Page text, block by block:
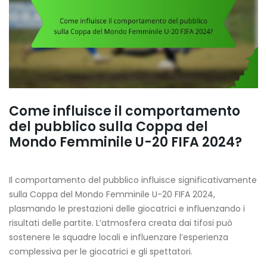
Come influisce il comportamento
del pubblico sulla Coppa del
Mondo Femminile U-20 FIFA 2024?
Il comportamento del pubblico influisce significativamente
sulla Coppa del Mondo Femminile U-20 FIFA 2024,
plasmando le prestazioni delle giocatrici e influenzando i
risultati delle partite. L’atmosfera creata dai tifosi può
sostenere le squadre locali e influenzare l’esperienza
complessiva per le giocatrici e gli spettatori.